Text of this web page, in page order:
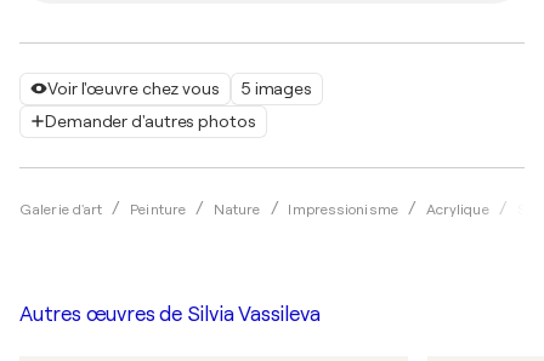
Voir l'œuvre chez vous
5 images
Demander d'autres photos
Galerie d'art Peinture Nature Impressionisme Acrylique
Autres œuvres de Silvia Vassileva